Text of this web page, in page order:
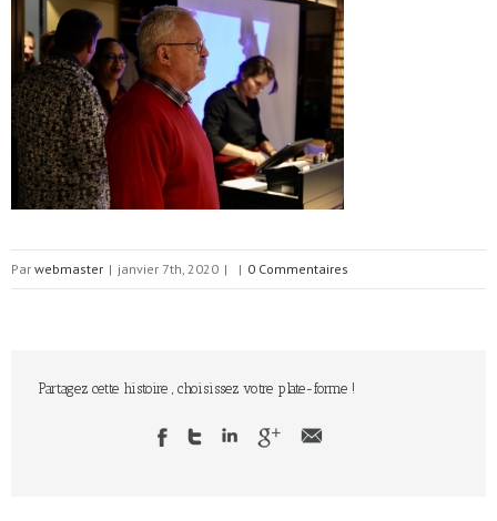
Par webmaster | janvier 7th, 2020 | | 0 Commentaires
Partagez cette histoire , choisissez votre plate-forme !